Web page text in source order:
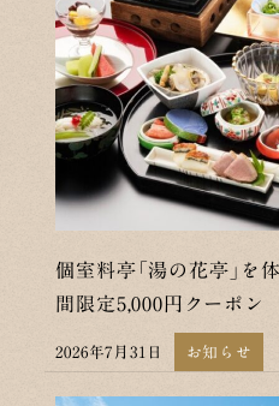
個室料亭「湯の花亭」を
間限定5,000円クーポン
投稿日
2026年7月31日 お知らせ